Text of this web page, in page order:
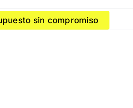
sin compromiso